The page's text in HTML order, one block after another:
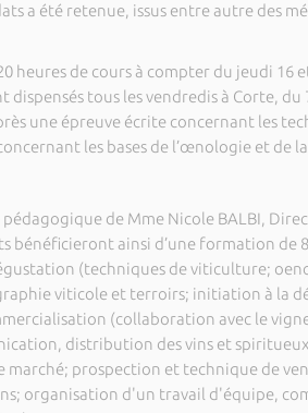
a été retenue, issus entre autre des
heures de cours à compter du jeudi 16
dispensés tous les vendredis à Corte, du
une épreuve écrite concernant les
les bases de l’œnologie et de
de Mme Nicole BALBI,
bénéficieront ainsi d’une formation de
(techniques de viticulture;
viticole et terroirs; initiation à la
(collaboration avec le
distribution des vins et
marché; prospection et technique de
organisation d'un travail d'équipe,